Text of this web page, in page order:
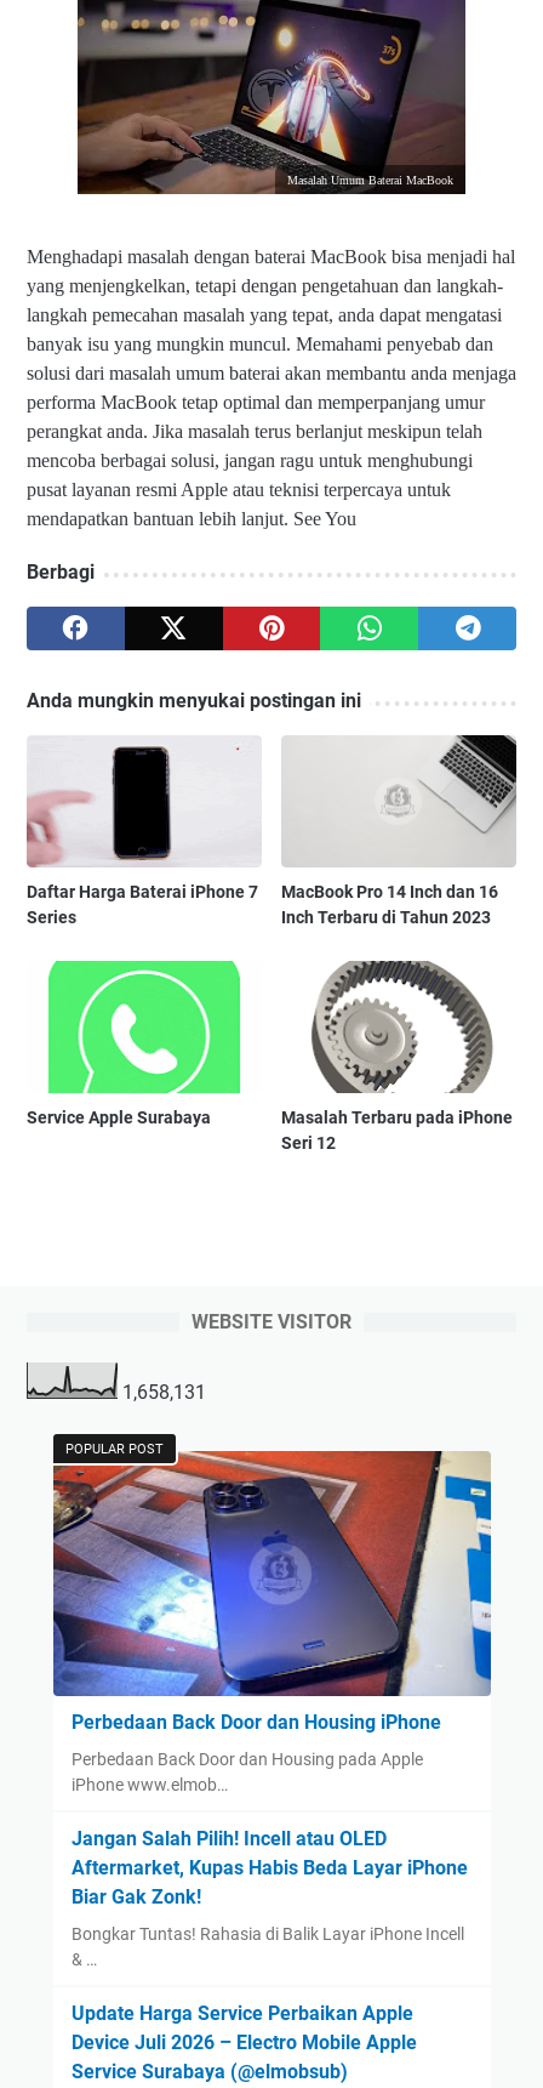
Masalah Umum Baterai MacBook
Menghadapi masalah dengan baterai MacBook bisa menjadi hal
yang menjengkelkan, tetapi dengan pengetahuan dan langkah-
langkah pemecahan masalah yang tepat, anda dapat mengatasi
banyak isu yang mungkin muncul. Memahami penyebab dan
solusi dari masalah umum baterai akan membantu anda menjaga
performa MacBook tetap optimal dan memperpanjang umur
perangkat anda. Jika masalah terus berlanjut meskipun telah
mencoba berbagai solusi, jangan ragu untuk menghubungi
pusat layanan resmi Apple atau teknisi terpercaya untuk
mendapatkan bantuan lebih lanjut. See You
Berbagi
Anda mungkin menyukai postingan ini
Daftar Harga Baterai iPhone 7
Series
MacBook Pro 14 Inch dan 16
Inch Terbaru di Tahun 2023
Service Apple Surabaya
Masalah Terbaru pada iPhone
Seri 12
WEBSITE VISITOR
1,658,131
POPULAR POST
Perbedaan Back Door dan Housing iPhone
Perbedaan Back Door dan Housing pada Apple
iPhone www.elmob…
Jangan Salah Pilih! Incell atau OLED
Aftermarket, Kupas Habis Beda Layar iPhone
Biar Gak Zonk!
Bongkar Tuntas! Rahasia di Balik Layar iPhone Incell
& …
Update Harga Service Perbaikan Apple
Device Juli 2026 – Electro Mobile Apple
Service Surabaya (@elmobsub)